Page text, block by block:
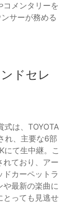
コメンタリーを
サーが務める
ドセレ
式は、TOYOTA
れ、主要な6部
にて生中継。こ
れており、アー
ドカーペットラ
や最新の楽曲に
とっても見逃せ